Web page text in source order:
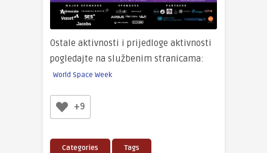
Ostale aktivnosti i prijedloge aktivnosti
pogledajte na službenim stranicama:
World Space Week
+9
Categories Tags